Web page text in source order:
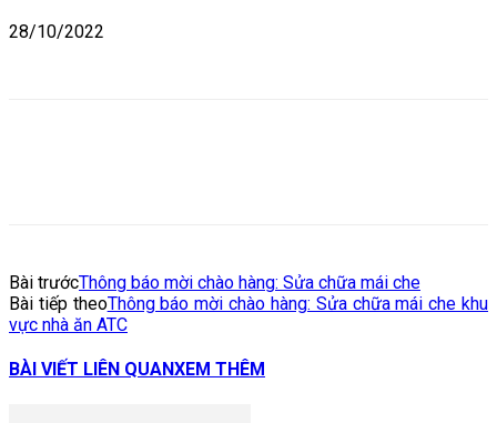
28/10/2022
Bài trướcThông báo mời chào hàng: Sửa chữa mái che
Bài tiếp theoThông báo mời chào hàng: Sửa chữa mái che khu
vực nhà ăn ATC
BÀI VIẾT LIÊN QUANXEM THÊM